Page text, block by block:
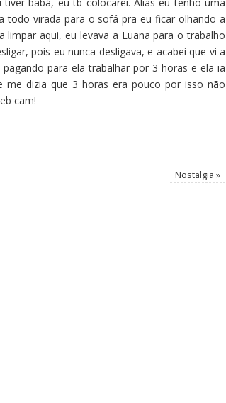
todo virada para o sofá pra eu ficar olhando a
aqui, eu levava a Luana para o trabalho
pois eu nunca desligava, e acabei que vi a
para ela trabalhar por 3 horas e ela ia
me dizia que 3 horas era pouco por isso não
cam!
Nostalgia »